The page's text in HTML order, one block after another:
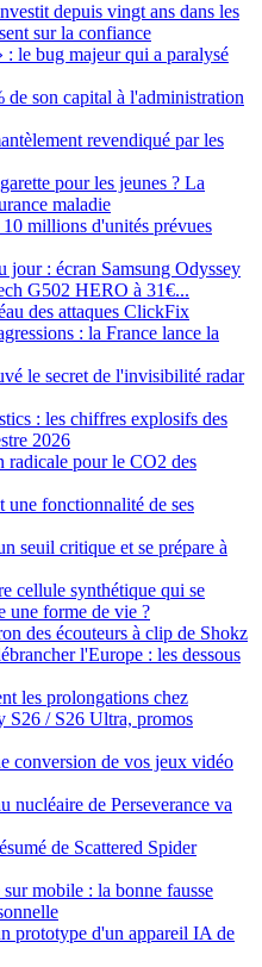
depuis vingt ans dans les
sur la confiance
: le bug majeur qui a paralysé
son capital à l'administration
revendiqué par les
pour les jeunes ? La
maladie
millions d'unités prévues
jour : écran Samsung Odyssey
G502 HERO à 31€...
des attaques ClickFix
: la France lance la
le secret de l'invisibilité radar
: les chiffres explosifs des
2026
radicale pour le CO2 des
fonctionnalité de ses
seuil critique et se prépare à
cellule synthétique qui se
une forme de vie ?
des écouteurs à clip de Shokz
l'Europe : les dessous
les prolongations chez
S26 / S26 Ultra, promos
conversion de vos jeux vidéo
nucléaire de Perseverance va
de Scattered Spider
mobile : la bonne fausse
prototype d'un appareil IA de